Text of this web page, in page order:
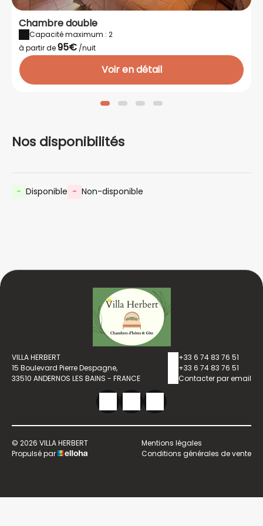
Chambre double
Capacité maximum : 2
à partir de95€ /nuit
Voir en détail
Nos disponibilités
- Disponible - Non-disponible
VILLA HERBERT
15 Boulevard Pierre Despagne,
33510 ANDERNOS LES BAINS - FRANCE
+33 6 74 83 76 51
+33 6 74 83 76 51
Contacter par email
© 2026 VILLA HERBERT
Propulsé par
Mentions légales
Conditions générales de vente